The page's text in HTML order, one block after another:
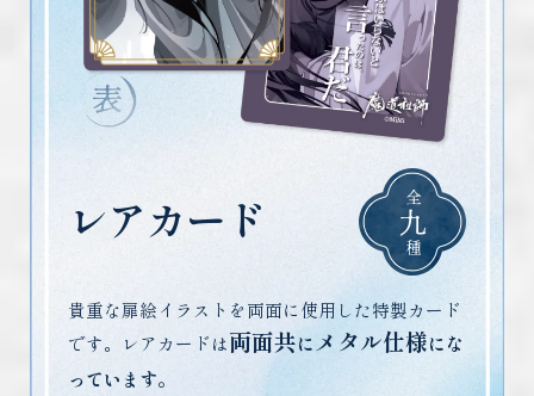
レアカード
全
九
種
貴重な扉絵イラストを両面に使用した特製カード
です。レアカードは 両面共 に メタル仕様 にな
っています。